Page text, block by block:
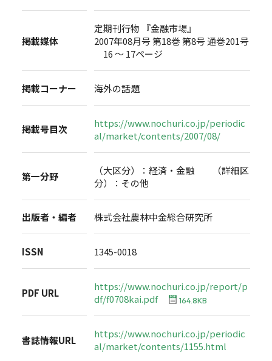
掲載媒体
定期刊行物 『金融市場』
2007年08月号 第18巻 第8号 通巻201号
16 ～ 17ページ
掲載コーナー 海外の話題
掲載号目次
https://www.nochuri.co.jp/periodic
al/market/contents/2007/08/
第一分野
（大区分）：経済・金融 （詳細区
分）：その他
出版者・編者 株式会社農林中金総合研究所
ISSN 1345-0018
PDF URL
https://www.nochuri.co.jp/report/p
df/f0708kai.pdf
164.8KB
書誌情報URL
https://www.nochuri.co.jp/periodic
al/market/contents/1155.html